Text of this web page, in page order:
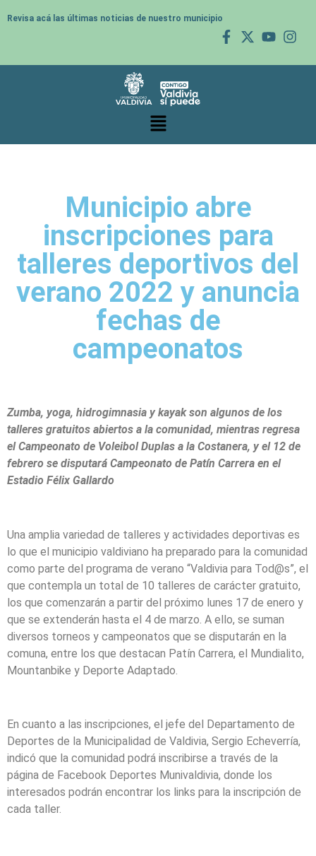
Revisa acá las últimas noticias de nuestro municipio
Municipio abre
inscripciones para
talleres deportivos del
verano 2022 y anuncia
fechas de
campeonatos
Zumba, yoga, hidrogimnasia y kayak son algunos de los
talleres gratuitos abiertos a la comunidad, mientras regresa
el Campeonato de Voleibol Duplas a la Costanera, y el 12 de
febrero se disputará Campeonato de Patín Carrera en el
Estadio Félix Gallardo
Una amplia variedad de talleres y actividades deportivas es
lo que el municipio valdiviano ha preparado para la comunidad
como parte del programa de verano “Valdivia para Tod@s”, el
que contempla un total de 10 talleres de carácter gratuito,
los que comenzarán a partir del próximo lunes 17 de enero y
que se extenderán hasta el 4 de marzo. A ello, se suman
diversos torneos y campeonatos que se disputarán en la
comuna, entre los que destacan Patín Carrera, el Mundialito,
Mountanbike y Deporte Adaptado.
En cuanto a las inscripciones, el jefe del Departamento de
Deportes de la Municipalidad de Valdivia, Sergio Echeverría,
indicó que la comunidad podrá inscribirse a través de la
página de Facebook Deportes Munivaldivia, donde los
interesados podrán encontrar los links para la inscripción de
cada taller.